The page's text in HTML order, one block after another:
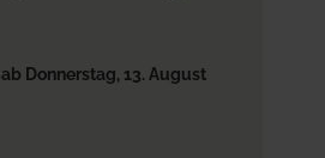
ab Donnerstag, 13. August